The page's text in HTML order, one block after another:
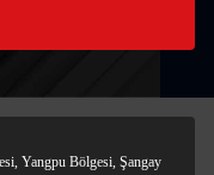
Yangpu Bölgesi, Şangay